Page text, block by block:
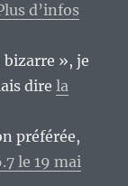
d’infos
», je
direla
préférée,
le 19 mai